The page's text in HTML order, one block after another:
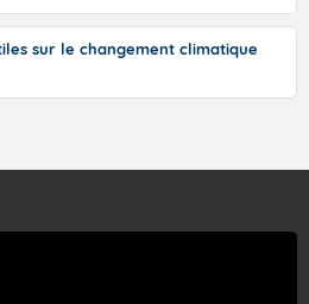
sur le changement climatique